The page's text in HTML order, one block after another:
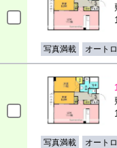
写真満載 オート
写真満載 オート